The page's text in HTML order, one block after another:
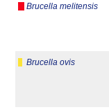
Brucella melitensis
Brucella ovis